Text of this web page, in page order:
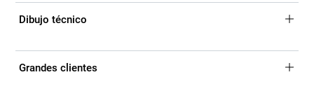
Dibujo técnico
Grandes clientes